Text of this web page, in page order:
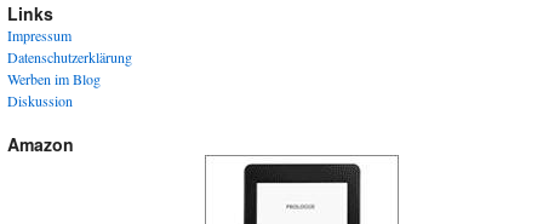
Links
Impressum
Datenschutzerklärung
Werben im Blog
Diskussion
Amazon